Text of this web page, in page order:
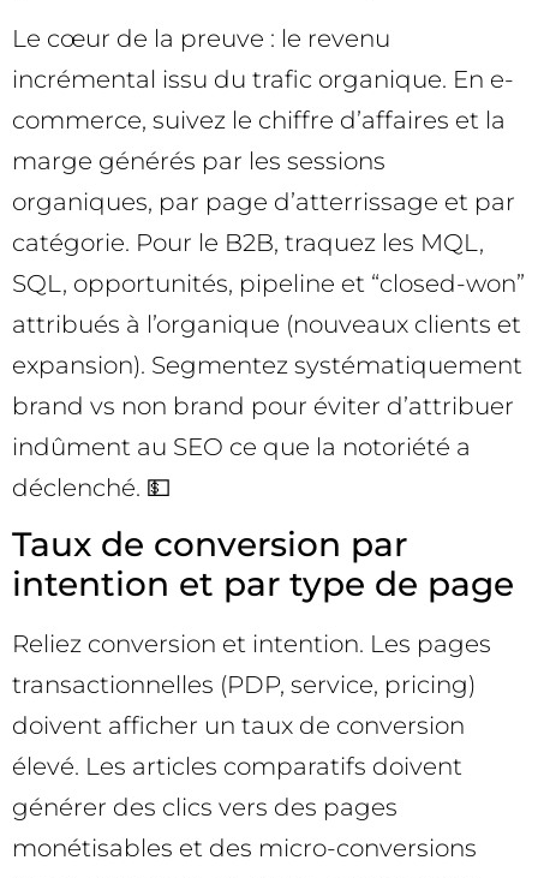
Le cœur de la preuve : le revenu
incrémental issu du trafic organique. En e-
commerce, suivez le chiffre d’affaires et la
marge générés par les sessions
organiques, par page d’atterrissage et par
catégorie. Pour le B2B, traquez les MQL,
SQL, opportunités, pipeline et “closed-won”
attribués à l’organique (nouveaux clients et
expansion). Segmentez systématiquement
brand vs non brand pour éviter d’attribuer
indûment au SEO ce que la notoriété a
déclenché. 💵
Taux de conversion par
intention et par type de page
Reliez conversion et intention. Les pages
transactionnelles (PDP, service, pricing)
doivent afficher un taux de conversion
élevé. Les articles comparatifs doivent
générer des clics vers des pages
monétisables et des micro-conversions